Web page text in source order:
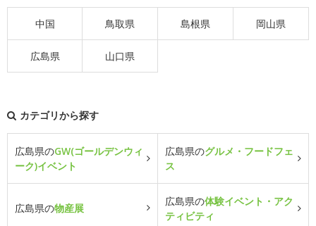
中国 鳥取県 島根県 岡山県
広島県 山口県
カテゴリから探す
広島県のGW(ゴールデンウィ
ーク)イベント
広島県のグルメ・フードフェ
ス
広島県の物産展
広島県の体験イベント・アク
ティビティ